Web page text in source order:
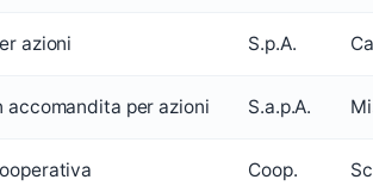
azioni S.p.A.
accomandita per azioni S.a.p.A.
Coop.